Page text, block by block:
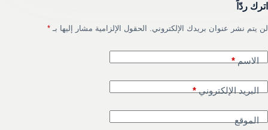
اترك ردّاً
لن يتم نشر عنوان بريدك الإلكتروني. الحقول الإلزامية مشار إليها بـ *
الاسم*
البريد الإلكتروني*
الموقع